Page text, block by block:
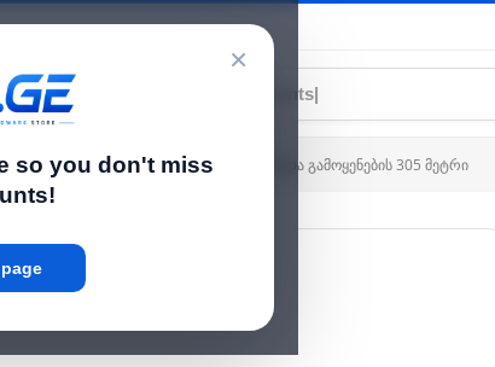
×
so you don't miss
Catalog
UTP 24AWG LSZH 100% სპილენძი შიდა გამოყენების 305 მეტრი